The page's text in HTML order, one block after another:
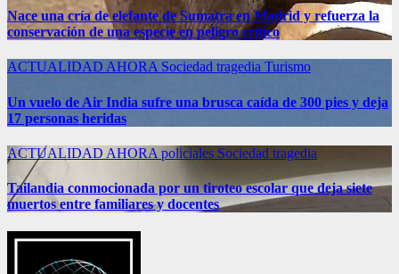
Nace una cría de elefante de Sumatra en Madrid y refuerza la
conservación de una especie en peligro crítico
ACTUALIDAD AHORA Sociedad tragedia Turismo
Un vuelo de Air India sufre una brusca caída de 300 pies y deja
17 personas heridas
ACTUALIDAD AHORA policiales Sociedad tragedia
Tailandia conmocionada por un tiroteo escolar que deja siete
muertos entre familiares y docentes